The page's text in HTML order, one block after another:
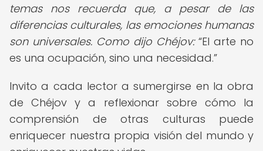
temas nos recuerda que, a pesar de las
diferencias culturales, las emociones humanas
son universales. Como dijo Chéjov: El arte no
es una ocupación, sino una necesidad.
Invito a cada lector a sumergirse en la obra
de Chéjov y a reflexionar sobre cómo la
comprensión de otras culturas puede
enriquecer nuestra propia visión del mundo y